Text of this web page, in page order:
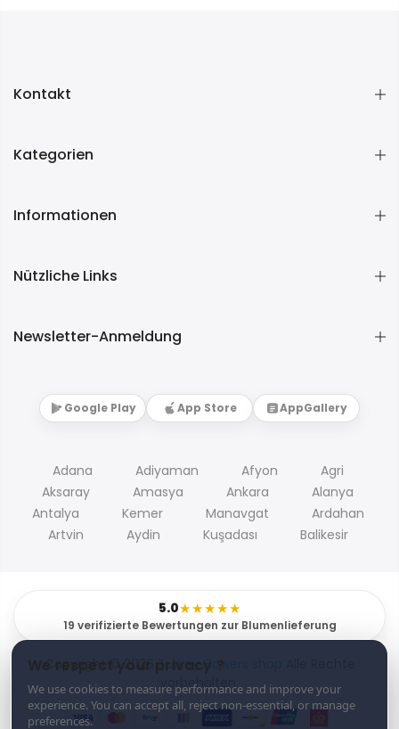
We respect your privacy ?
We use cookies to measure performance and improve your
experience. You can accept all, reject non-essential, or manage
preferences.
Kontakt
Kategorien
Informationen
Nützliche Links
Newsletter-Anmeldung
Google Play App Store AppGallery
Adana Adiyaman Afyon
Agri
Aksaray
Amasya Ankara
Alanya
Antalya
Kemer Manavgat
Ardahan
Artvin
Aydin Kuşadası Balikesir
5.0★★★★★
19 verifizierte Bewertungen zur Blumenlieferung
Copyright © 2026Turkey Flowers shop
vorbehalten.